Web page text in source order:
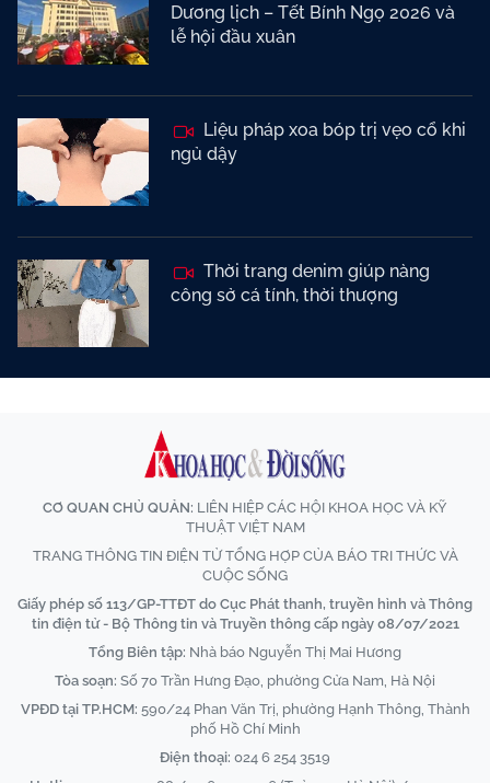
Dương lịch – Tết Bính Ngọ 2026 và
lễ hội đầu xuân
Liệu pháp xoa bóp trị vẹo cổ khi
ngủ dậy
Thời trang denim giúp nàng
công sở cá tính, thời thượng
CƠ QUAN CHỦ QUẢN: LIÊN HIỆP CÁC HỘI KHOA HỌC VÀ KỸ
THUẬT VIỆT NAM
TRANG THÔNG TIN ĐIỆN TỬ TỔNG HỢP CỦA BÁO TRI THỨC VÀ
CUỘC SỐNG
Giấy phép số 113/GP-TTĐT do Cục Phát thanh, truyền hình và Thông
tin điện tử - Bộ Thông tin và Truyền thông cấp ngày 08/07/2021
Tổng Biên tập: Nhà báo Nguyễn Thị Mai Hương
Tòa soạn: Số 70 Trần Hưng Đạo, phường Cửa Nam, Hà Nội
VPĐD tại TP.HCM: 590/24 Phan Văn Trị, phường Hạnh Thông, Thành
phố Hồ Chí Minh
Điện thoại: 024 6 254 3519